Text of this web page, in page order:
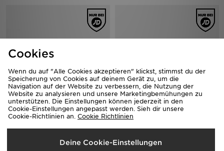
Fila Camalfi adidas Originals ZX 750
Cookies
Wenn du auf "Alle Cookies akzeptieren" klickst, stimmst du der
Speicherung von Cookies auf deinem Gerät zu, um die
Navigation auf der Website zu verbessern, die Nutzung der
Website zu analysieren und unsere Marketingbemühungen zu
unterstützen. Die Einstellungen können jederzeit in den
Cookie-Einstellungen angepasst werden. Sieh dir unsere
Cookie-Richtlinien an. Cookie Richtlinien
Deine Cookie-Einstellungen